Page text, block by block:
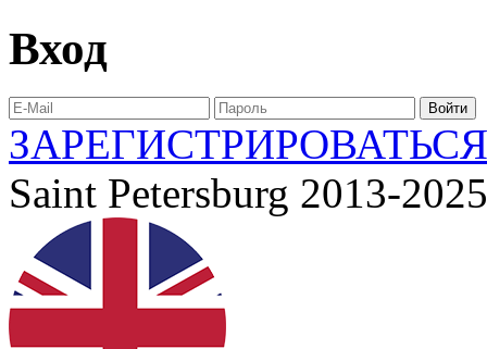
Вход
ЗАРЕГИСТРИРОВАТЬСЯ
Saint Petersburg 2013-2025